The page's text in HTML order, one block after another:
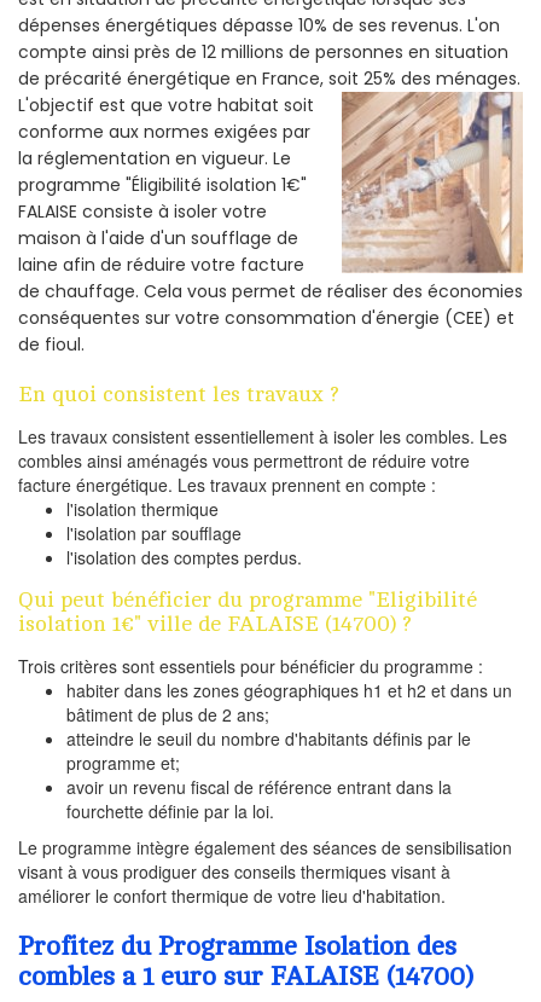
dépenses énergétiques dépasse 10% de ses revenus. L'on
compte ainsi près de 12 millions de personnes en situation
de précarité énergétique en France, soit 25% des ménages.
L'objectif est que votre habitat soit
conforme aux normes exigées par
la réglementation en vigueur. Le
programme "Éligibilité isolation 1€"
FALAISE consiste à isoler votre
maison à l'aide d'un soufflage de
laine afin de réduire votre facture
de chauffage. Cela vous permet de réaliser des économies
conséquentes sur votre consommation d'énergie (CEE) et
de fioul.
En quoi consistent les travaux ?
Les travaux consistent essentiellement à isoler les combles. Les
combles ainsi aménagés vous permettront de réduire votre
facture énergétique. Les travaux prennent en compte :
l'isolation thermique
l'isolation par soufflage
l'isolation des comptes perdus.
Qui peut bénéficier du programme "Eligibilité
isolation 1€" ville de FALAISE (14700) ?
Trois critères sont essentiels pour bénéficier du programme :
habiter dans les zones géographiques h1 et h2 et dans un
bâtiment de plus de 2 ans;
atteindre le seuil du nombre d'habitants définis par le
programme et;
avoir un revenu fiscal de référence entrant dans la
fourchette définie par la loi.
Le programme intègre également des séances de sensibilisation
visant à vous prodiguer des conseils thermiques visant à
améliorer le confort thermique de votre lieu d'habitation.
Profitez du Programme Isolation des
combles a 1 euro sur FALAISE (14700)